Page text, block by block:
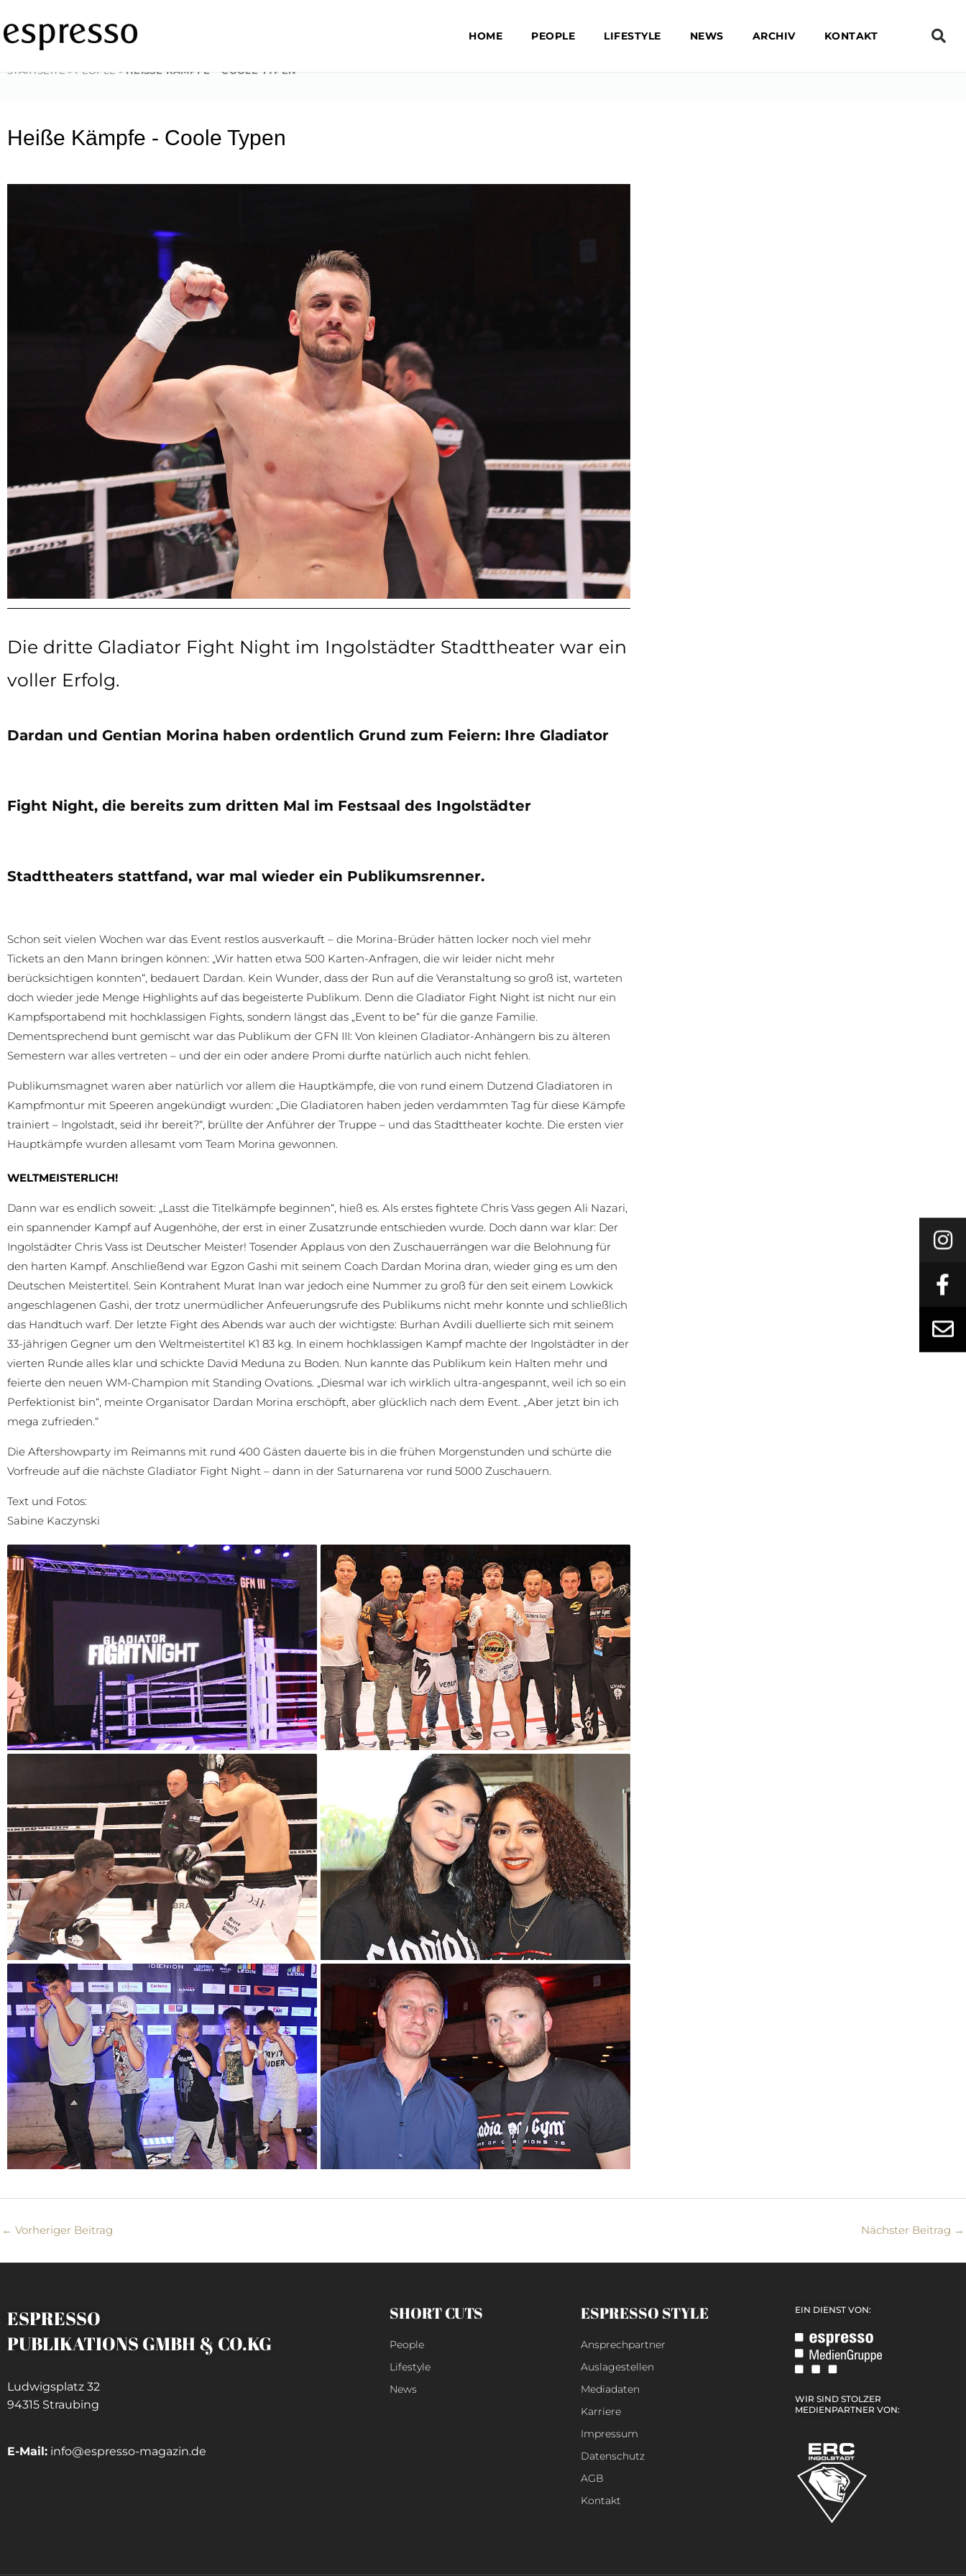
Inhalt
springen
HOME PEOPLE LIFESTYLE NEWS ARCHIV KONTAKT
STARTSEITE » PEOPLE » HEISSE KÄMPFE – COOLE TYPEN
Heiße Kämpfe - Coole Typen
Die dritte Gladiator Fight Night im Ingolstädter Stadttheater war ein
voller Erfolg.
Dardan und Gentian Morina haben ordentlich Grund zum Feiern: Ihre Gladiator
Fight Night, die bereits zum dritten Mal im Festsaal des Ingolstädter
Stadttheaters stattfand, war mal wieder ein Publikumsrenner.
Schon seit vielen Wochen war das Event restlos ausverkauft – die Morina-Brüder hätten locker noch viel mehr
Tickets an den Mann bringen können: „Wir hatten etwa 500 Karten-Anfragen, die wir leider nicht mehr
berücksichtigen konnten“, bedauert Dardan. Kein Wunder, dass der Run auf die Veranstaltung so groß ist, warteten
doch wieder jede Menge Highlights auf das begeisterte Publikum. Denn die Gladiator Fight Night ist nicht nur ein
Kampfsportabend mit hochklassigen Fights, sondern längst das „Event to be“ für die ganze Familie.
Dementsprechend bunt gemischt war das Publikum der GFN III: Von kleinen Gladiator-Anhängern bis zu älteren
Semestern war alles vertreten – und der ein oder andere Promi durfte natürlich auch nicht fehlen.
Publikumsmagnet waren aber natürlich vor allem die Hauptkämpfe, die von rund einem Dutzend Gladiatoren in
Kampfmontur mit Speeren angekündigt wurden: „Die Gladiatoren haben jeden verdammten Tag für diese Kämpfe
trainiert – Ingolstadt, seid ihr bereit?“, brüllte der Anführer der Truppe – und das Stadttheater kochte. Die ersten vier
Hauptkämpfe wurden allesamt vom Team Morina gewonnen.
WELTMEISTERLICH!
Dann war es endlich soweit: „Lasst die Titelkämpfe beginnen“, hieß es. Als erstes fightete Chris Vass gegen Ali Nazari,
ein spannender Kampf auf Augenhöhe, der erst in einer Zusatzrunde entschieden wurde. Doch dann war klar: Der
Ingolstädter Chris Vass ist Deutscher Meister! Tosender Applaus von den Zuschauerrängen war die Belohnung für
den harten Kampf. Anschließend war Egzon Gashi mit seinem Coach Dardan Morina dran, wieder ging es um den
Deutschen Meistertitel. Sein Kontrahent Murat Inan war jedoch eine Nummer zu groß für den seit einem Lowkick
angeschlagenen Gashi, der trotz unermüdlicher Anfeuerungsrufe des Publikums nicht mehr konnte und schließlich
das Handtuch warf. Der letzte Fight des Abends war auch der wichtigste: Burhan Avdili duellierte sich mit seinem
33-jährigen Gegner um den Weltmeistertitel K1 83 kg. In einem hochklassigen Kampf machte der Ingolstädter in der
vierten Runde alles klar und schickte David Meduna zu Boden. Nun kannte das Publikum kein Halten mehr und
feierte den neuen WM-Champion mit Standing Ovations. „Diesmal war ich wirklich ultra-angespannt, weil ich so ein
Perfektionist bin“, meinte Organisator Dardan Morina erschöpft, aber glücklich nach dem Event. „Aber jetzt bin ich
mega zufrieden.“
Die Aftershowparty im Reimanns mit rund 400 Gästen dauerte bis in die frühen Morgenstunden und schürte die
Vorfreude auf die nächste Gladiator Fight Night – dann in der Saturnarena vor rund 5000 Zuschauern.
Text und Fotos:
Sabine Kaczynski
← Vorheriger Beitrag Nächster Beitrag →
ESPRESSO
PUBLIKATIONS GMBH & CO.KG
Ludwigsplatz 32
94315 Straubing
E-Mail: info@espresso-magazin.de
SHORT CUTS
People
Lifestyle
News
ESPRESSO STYLE
Ansprechpartner
Auslagestellen
Mediadaten
Karriere
Impressum
Datenschutz
AGB
Kontakt
EIN DIENST VON:
WIR SIND STOLZER
MEDIENPARTNER VON: